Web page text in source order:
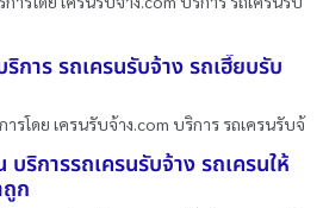
ริการ รถเครนรับจ้าง รถเฮี๊ยบรับ
รโดย เครนรับจ้าง.com บริการ รถเครนรับจ้
ริการรถเครนรับจ้าง รถเครนให้
ถูก